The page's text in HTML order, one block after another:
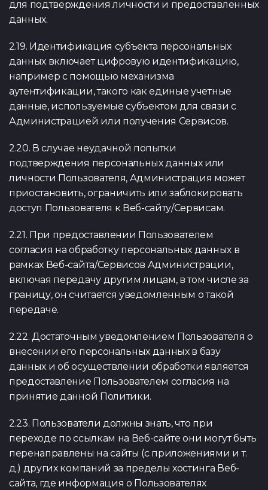
для подтверждения личности и предоставленных
данных.
2.19. Идентификация субъекта персональных
данных включает цифровую идентификацию,
например с помощью механизма
аутентификации, такого как единые учетные
данные, используемые субъектом для связи с
Администрацией или получения Сервисов.
2.20. В случае неудачной попытки
подтверждения персональных данных или
личности Пользователя, Администрация может
приостановить, ограничить или заблокировать
доступ Пользователя к Веб-сайту/Сервисам.
2.21. При предоставлении Пользователем
согласия на обработку персональных данных в
рамках Веб-сайта/Сервисов Администрации,
включая передачу другим лицам, в том числе за
границу, он считается уведомленным о такой
передаче.
2.22. Достаточным уведомлением Пользователя о
внесении его персональных данных в базу
данных и об осуществлении обработки является
предоставление Пользователем согласия на
принятие данной Политики.
2.23. Пользователи должны знать, что при
переходе по ссылкам на Веб-сайте они могут быть
перенаправлены на сайты (с приложениями и т.
д.) других компаний за пределы хостинга Веб-
сайта, где информация о Пользователях